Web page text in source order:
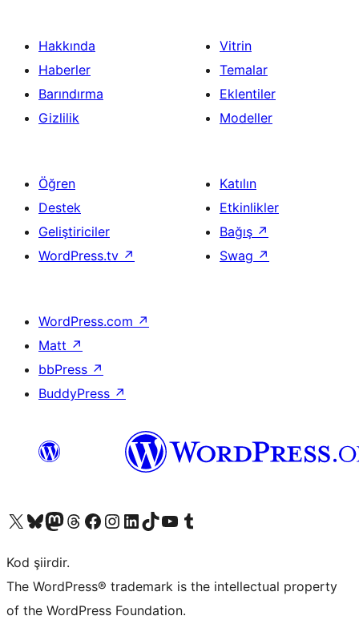
Hakkında
Haberler
Barındırma
Gizlilik
Vitrin
Temalar
Eklentiler
Modeller
Öğren
Destek
Geliştiriciler
WordPress.tv ↗
Katılın
Etkinlikler
Bağış ↗
Swag ↗
WordPress.com ↗
Matt ↗
bbPress ↗
BuddyPress ↗
X (eski Twitter) hesabımıza bakın
Bluesky hesabımızı ziyaret edinMastodon hesabımızı ziyaret edinThreads hesabımızı ziyaret edinFacebook sayfamızı ziyaret edinInstagram hesabımızı ziyaret edinLinkedIn hesabımızı ziyaret edinTikTok hesabımızı ziyaret edinYouTube kanalımızı ziyaret edinTumblr hesabımızı ziyaret edin
Kod şiirdir.
The WordPress® trademark is the intellectual property
of the WordPress Foundation.